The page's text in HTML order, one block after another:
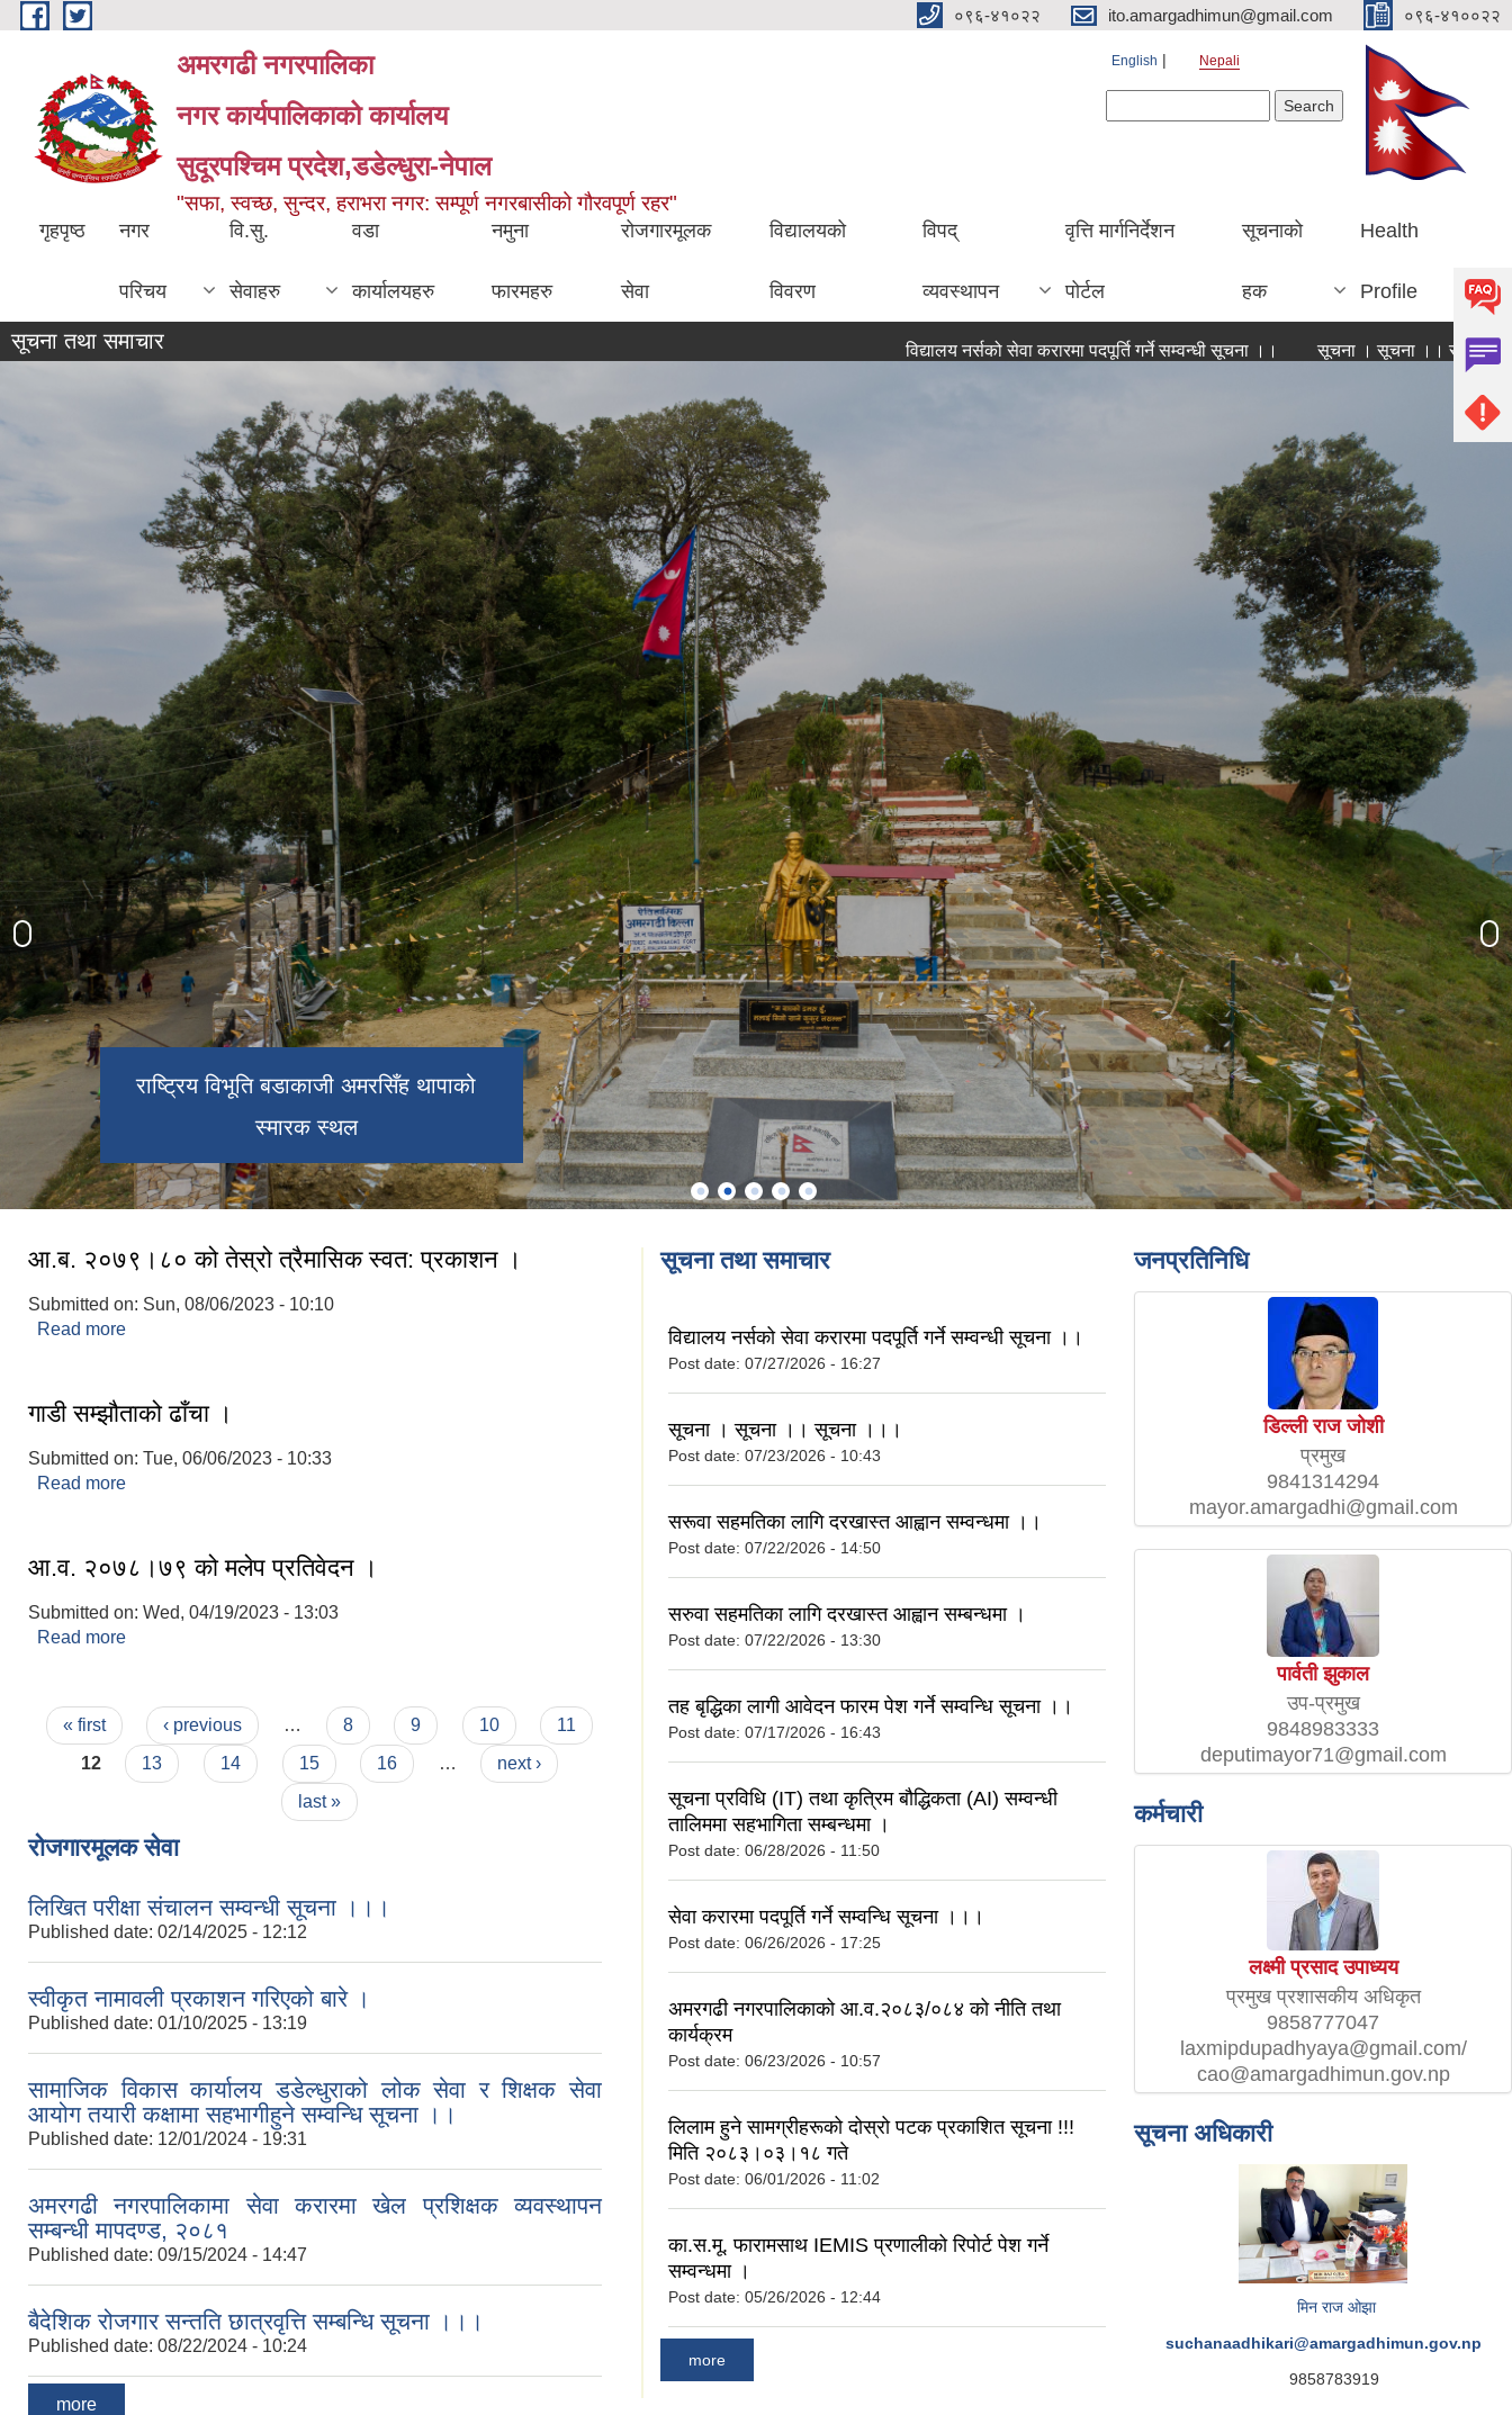
Skip to main content ०९६-४१०२२ ito.amargadhimun@gmail.com ०९६-४१००२२
अमरगढी नगरपालिका
नगर कार्यपालिकाको कार्यालय
सुदूरपश्चिम प्रदेश,डडेल्धुरा-नेपाल
"सफा, स्वच्छ, सुन्दर, हराभरा नगर: सम्पूर्ण नगरबासीको गौरवपूर्ण रहर"
English Nepali
गृहपृष्ठ नगर
परिचय
वि.सु.
सेवाहरु
वडा
कार्यालयहरु
नमुना
फारमहरु
रोजगारमूलक
सेवा
विद्यालयको
विवरण
विपद्
व्यवस्थापन
वृत्ति मार्गनिर्देशन
पोर्टल
सूचनाको
हक
Health
Profile
सूचना तथा समाचार विद्यालय नर्सको सेवा करारमा पदपूर्ति गर्ने सम्वन्धी सूचना ।। सूचना । सूचना ।। सूचना ।।।
अमरगढीको प्राकृतिक दृश्य
राष्ट्रिय विभूति बडाकाजी अमरसिँह थापाको
स्मारक स्थल
उग्रतारा मन्दिर
घटाल थान प्राकृतिक दृश्य
अमरगढी नगरपालिकाको प्रशासनिक भवन
आ.ब. २०७९।८० को तेस्रो त्रैमासिक स्वत: प्रकाशन ।
Submitted on: Sun, 08/06/2023 - 10:10
Read more
गाडी सम्झौताको ढाँचा ।
Submitted on: Tue, 06/06/2023 - 10:33
Read more
आ.व. २०७८।७९ को मलेप प्रतिवेदन ।
Submitted on: Wed, 04/19/2023 - 13:03
Read more
Pages
« first ‹ previous … 8 9 10
11
12
13 14 15 16 …
next ›
last »
रोजगारमूलक सेवा
लिखित परीक्षा संचालन सम्वन्धी सूचना ।।।
Published date: 02/14/2025 - 12:12
स्वीकृत नामावली प्रकाशन गरिएको बारे ।
Published date: 01/10/2025 - 13:19
सामाजिक विकास कार्यालय डडेल्धुराको लोक सेवा र शिक्षक सेवा
आयोग तयारी कक्षामा सहभागीहुने सम्वन्धि सूचना ।।
Published date: 12/01/2024 - 19:31
अमरगढी नगरपालिकामा सेवा करारमा खेल प्रशिक्षक व्यवस्थापन
सम्बन्धी मापदण्ड, २०८१
Published date: 09/15/2024 - 14:47
बैदेशिक रोजगार सन्तति छात्रवृत्ति सम्बन्धि सूचना ।।।
Published date: 08/22/2024 - 10:24
more
सूचना तथा समाचार
विद्यालय नर्सको सेवा करारमा पदपूर्ति गर्ने सम्वन्धी सूचना ।।
Post date: 07/27/2026 - 16:27
सूचना । सूचना ।। सूचना ।।।
Post date: 07/23/2026 - 10:43
सरूवा सहमतिका लागि दरखास्त आह्वान सम्वन्धमा ।।
Post date: 07/22/2026 - 14:50
सरुवा सहमतिका लागि दरखास्त आह्वान सम्बन्धमा ।
Post date: 07/22/2026 - 13:30
तह बृद्धिका लागी आवेदन फारम पेश गर्ने सम्वन्धि सूचना ।।
Post date: 07/17/2026 - 16:43
सूचना प्रविधि (IT) तथा कृत्रिम बौद्धिकता (AI) सम्वन्धी
तालिममा सहभागिता सम्बन्धमा ।
Post date: 06/28/2026 - 11:50
सेवा करारमा पदपूर्ति गर्ने सम्वन्धि सूचना ।।।
Post date: 06/26/2026 - 17:25
अमरगढी नगरपालिकाको आ.व.२०८३/०८४ को नीति तथा
कार्यक्रम
Post date: 06/23/2026 - 10:57
लिलाम हुने सामग्रीहरूको दोस्रो पटक प्रकाशित सूचना !!!
मिति २०८३।०३।१८ गते
Post date: 06/01/2026 - 11:02
का.स.मू. फारामसाथ IEMIS प्रणालीको रिपोर्ट पेश गर्ने
सम्वन्धमा ।
Post date: 05/26/2026 - 12:44
more
जनप्रतिनिधि
डिल्ली राज जोशी
प्रमुख
9841314294
mayor.amargadhi@gmail.com
पार्वती झुकाल
उप-प्रमुख
9848983333
deputimayor71@gmail.com
कर्मचारी
लक्ष्मी प्रसाद उपाध्यय
प्रमुख प्रशासकीय अधिकृत
9858777047
laxmipdupadhyaya@gmail.com/
cao@amargadhimun.gov.np
सूचना अधिकारी
मिन राज ओझा
suchanaadhikari@amargadhimun.gov.np
9858783919